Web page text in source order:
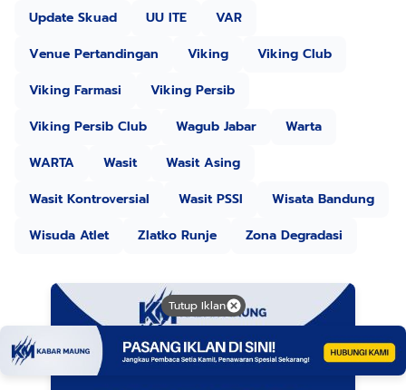
Update Skuad
UU ITE
VAR
Venue Pertandingan
Viking
Viking Club
Viking Farmasi
Viking Persib
Viking Persib Club
Wagub Jabar
Warta
WARTA
Wasit
Wasit Asing
Wasit Kontroversial
Wasit PSSI
Wisata Bandung
Wisuda Atlet
Zlatko Runje Zona Degradasi
Tutup Iklan